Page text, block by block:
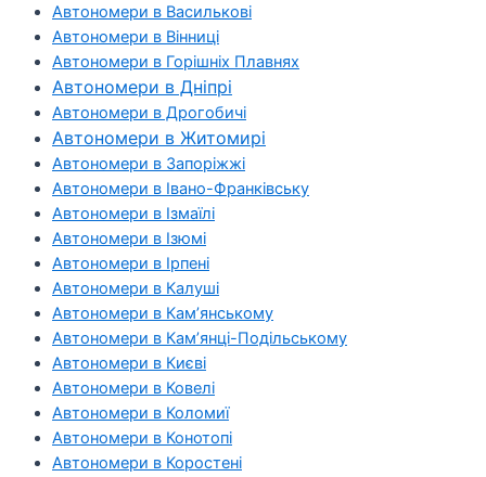
Автономери в Василькові
Автономери в Вінниці
Автономери в Горішніх Плавнях
Автономери в Дніпрі
Автономери в Дрогобичі
Автономери в Житомирі
Автономери в Запоріжжі
Автономери в Івано-Франківську
Автономери в Ізмаїлі
Автономери в Ізюмі
Автономери в Ірпені
Автономери в Калуші
Автономери в Кам’янському
Автономери в Кам’янці-Подільському
Автономери в Києві
Автономери в Ковелі
Автономери в Коломиї
Автономери в Конотопі
Автономери в Коростені